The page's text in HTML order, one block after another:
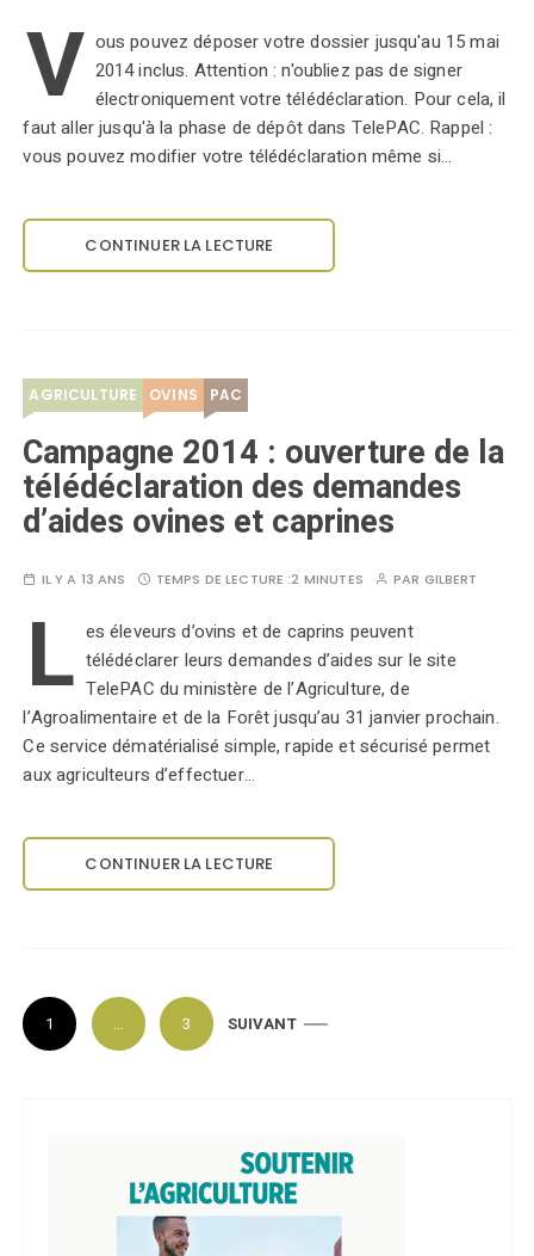
V ous pouvez déposer votre dossier jusqu'au 15 mai
2014 inclus. Attention : n'oubliez pas de signer
électroniquement votre télédéclaration. Pour cela, il
faut aller jusqu'à la phase de dépôt dans TelePAC. Rappel :
vous pouvez modifier votre télédéclaration même si…
CONTINUER LA LECTURE
AGRICULTURE OVINS PAC
Campagne 2014 : ouverture de la
télédéclaration des demandes
d’aides ovines et caprines
IL Y A 13 ANS TEMPS DE LECTURE :2 MINUTES PAR GILBERT
L es éleveurs d’ovins et de caprins peuvent
télédéclarer leurs demandes d’aides sur le site
TelePAC du ministère de l’Agriculture, de
l’Agroalimentaire et de la Forêt jusqu’au 31 janvier prochain.
Ce service dématérialisé simple, rapide et sécurisé permet
aux agriculteurs d’effectuer…
CONTINUER LA LECTURE
P
a 1 … 3 SUIVANT